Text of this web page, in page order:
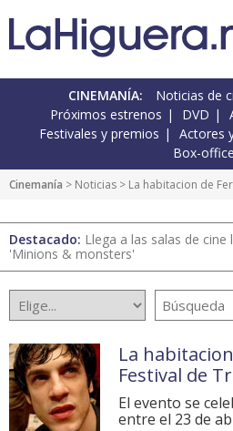
CINEMANÍA: Noticias de
Próximos estrenos
DVD
Festivales y premios
Actores
Box-office
Cinemanía > Noticias > La habitacion de
Destacado: Llega a las salas de
'Minions & monsters'
La
Festival de
El evento se
entre el 23 de